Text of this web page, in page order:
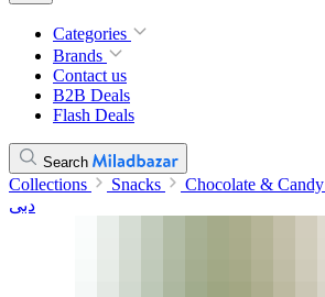
Categories
Brands
Contact us
B2B Deals
Flash Deals
Search
Collections Snacks Chocolate & Candy
دبی